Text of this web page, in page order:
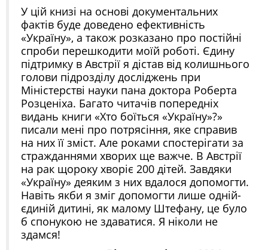
У цій книзі на основі документальних
фактів буде доведено ефективність
«Україну», а також розказано про постійні
спроби перешкодити моїй роботі. Єдину
підтримку в Австрії я дістав від колишнього
голови підрозділу досліджень при
Міністерстві науки пана доктора Роберта
Розценіха. Багато читачів попередніх
видань книги «Хто боїться «Україну»?»
писали мені про потрясіння, яке справив
на них її зміст. Але роками спостерігати за
стражданнями хворих ще важче. В Австрії
на рак щороку хворіє 200 дітей. Завдяки
«Україну» деяким з них вдалося допомогти.
Навіть якби я зміг допомогти лише одній-
єдиній дитині, як малому Штефану, це було
б спонукою не здаватися. Я ніколи не
здамся!